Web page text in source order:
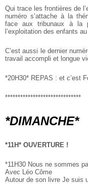
Qui trace les frontières de
numéro s’attache à la
face aux tribunaux à la
l’exploitation des enfants au
C’est aussi le dernier
travail accompli et longue
*20H30* REPAS : et c’est
******************************
*DIMANCHE*
*11H* OUVERTURE !
*11H30 Nous ne sommes
Avec Léo Côme
Autour de son livre Je suis